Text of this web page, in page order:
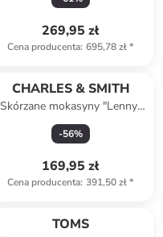
269,95 zł
Cena producenta: 695,78 zł*
CHARLES & SMITH
Skórzane mokasyny "Lenny"
w kolorze beżowym
-56%
169,95 zł
Cena producenta: 391,50 zł*
TOMS